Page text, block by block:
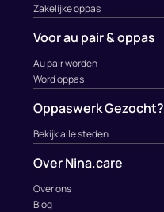
Zakelijke oppas
Voor au pair & oppas
Au pair worden
Word oppas
Oppaswerk Gezocht?
Bekijk alle steden
Over Nina.care
Over ons
Blog